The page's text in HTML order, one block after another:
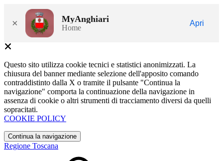
× MyAnghiari
Home
Apri
Questo sito utilizza cookie tecnici e statistici anonimizzati. La
chiusura del banner mediante selezione dell'apposito comando
contraddistinto dalla X o tramite il pulsante "Continua la
navigazione" comporta la continuazione della navigazione in
assenza di cookie o altri strumenti di tracciamento diversi da quelli
sopracitati.
COOKIE POLICY
Continua la navigazione
Regione Toscana